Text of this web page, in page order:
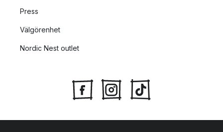
Press
Välgörenhet
Nordic Nest outlet